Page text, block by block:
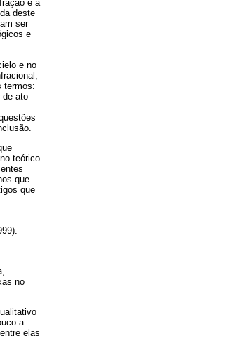
e a
deste
ser
e
e no
termos:
de ato
teórico
que
que
no
a
elas